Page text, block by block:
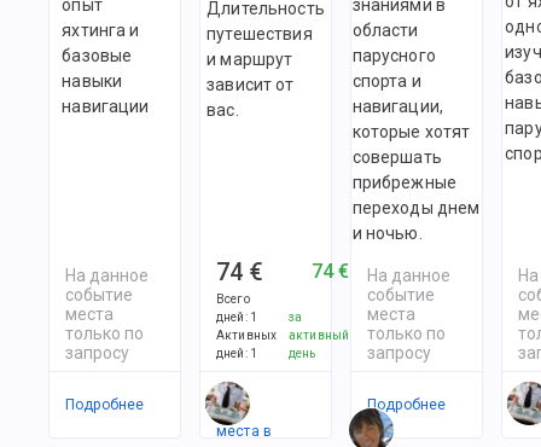
опыт
яхтинга и
базовые
навыки
навигации
На данное
событие
места
только по
запросу
Подробнее
Длительность
путешествия
и маршрут
зависит от
вас.
74 €
Всего
дней: 1
Активных
дней: 1
74 €
за
активный
день
Есть
места в
знаниями в
области
парусного
спорта и
навигации,
которые хотят
совершать
прибрежные
переходы днем
и ночью.
На данное
событие
места
только по
запросу
Подробнее